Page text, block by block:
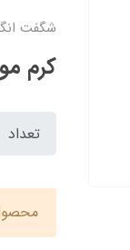
شگفت
کرم
تعداد